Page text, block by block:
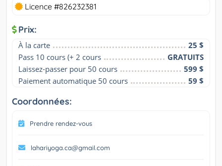
Licence #826232381
Prix:
À la carte
25 $
Pass 10 cours (+ 2 cours
GRATUITS
Laissez-passer pour 50 cours
599 $
Paiement automatique 50 cours
59 $
Coordonnées:
Prendre rendez-vous
lahariyoga.ca@gmail.com